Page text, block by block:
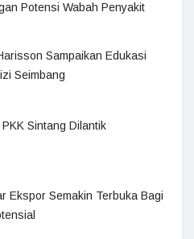
Potensi Wabah Penyakit
Sampaikan Edukasi
Seimbang
Sintang Dilantik
Ekspor Semakin Terbuka Bagi